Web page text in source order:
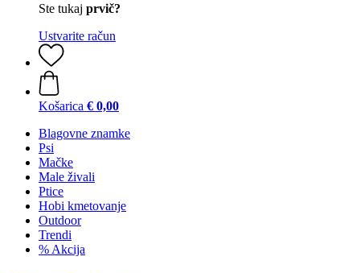
Ste tukaj prvič?
Ustvarite račun
Košarica € 0,00
Blagovne znamke
Psi
Mačke
Male živali
Ptice
Hobi kmetovanje
Outdoor
Trendi
% Akcija